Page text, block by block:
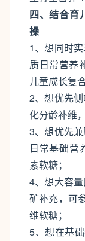
四、结合育
操
1、想同时
质日常营养
儿童成长复
2、想优先
化分龄补维
3、想优先
日常基础营
素软糖；
4、想大容
矿补充，可
维软糖；
5、想在基